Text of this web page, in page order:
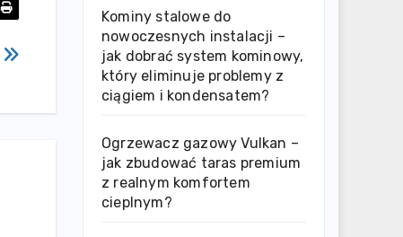
Kominy stalowe do
nowoczesnych instalacji –
jak dobrać system kominowy,
który eliminuje problemy z
ciągiem i kondensatem?
Ogrzewacz gazowy Vulkan –
jak zbudować taras premium
z realnym komfortem
cieplnym?